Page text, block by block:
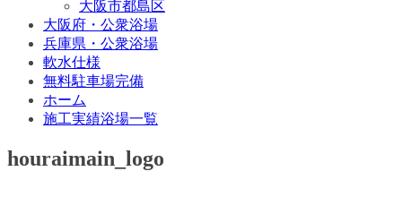
大阪市都島区
大阪府・公衆浴場
兵庫県・公衆浴場
軟水仕様
無料駐車場完備
ホーム
施工実績浴場一覧
houraimain_logo